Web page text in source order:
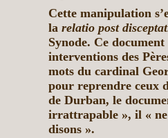
Cette manipulation
la relatio post
Synode. Ce
interventions des
mots du cardinal
pour reprendre ceux
de Durban, le
irrattrapable », il « ne
disons ».